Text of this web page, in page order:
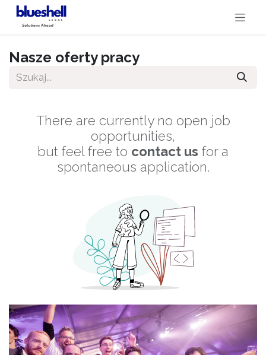
Przejdź do zawartości
Nasze oferty pracy
There are currently no open job
opportunities,
but feel free to contact us for a
spontaneous application.